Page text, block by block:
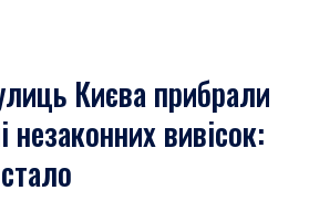
Києва прибрали
незаконних вивісок: